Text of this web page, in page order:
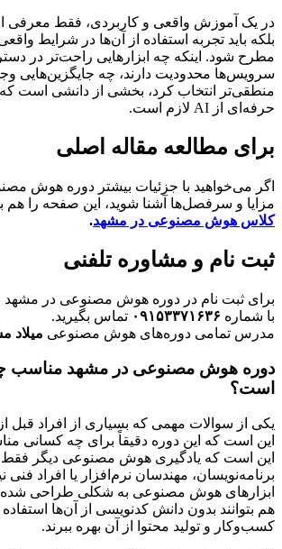
در یک آموزش واقعی و کاربردی، فقط معرفی
بلکه باید تجربه استفاده از آن‌ها در شرایط
مطرح شود. اینکه چه ابزارهایی راحت‌تر در
سرویس‌ها محدودیت دارند، چه جایگزین‌هایی
منطقی‌تر انتخاب کرد، بخشی از دانشی است که
حرفه‌ای از AI لازم است.
برای مطالعه مقاله اصلی
اگر می‌خواهید با جزئیات بیشتر دوره هوش
مزایا و سرفصل‌ها آشنا شوید، این صفحه را هم
کلاس هوش مصنوعی در مشهد.
ثبت نام و مشاوره تلفنی
برای ثبت نام در دوره هوش مصنوعی در مشهد
با شماره ۰۹۱۵۳۳۷۱۶۳۶ تماس بگیرید.
مدرس تمامی دوره‌های هوش مصنوعی میلاد
دوره هوش مصنوعی در مشهد مناسب
است؟
یکی از سوالات مهمی که بسیاری از افراد قبل
این است که این دوره دقیقاً برای چه کسانی
این است که یادگیری هوش مصنوعی دیگر
برنامه‌نویسان، مهندسان نرم‌افزار یا افراد
ابزارهای هوش مصنوعی به شکلی طراحی
هم بتوانند بدون دانش کدنویسی از آن‌ها استفاده
کسب‌وکار و تولید محتوا از آن بهره ببرند.